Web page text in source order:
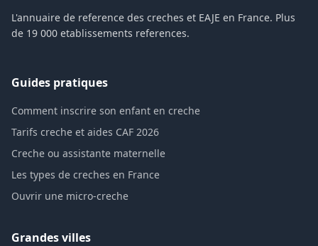
L'annuaire de reference des creches et EAJE en France. Plus
de 19 000 etablissements references.
Guides pratiques
Comment inscrire son enfant en creche
Tarifs creche et aides CAF 2026
Creche ou assistante maternelle
Les types de creches en France
Ouvrir une micro-creche
Grandes villes